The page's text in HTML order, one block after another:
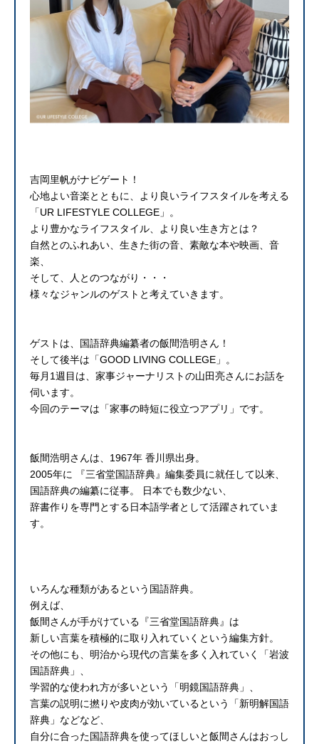
吉岡里帆がナビゲート！
心地よい音楽とともに、より良いライフスタイルを考える
「UR LIFESTYLE COLLEGE」。
より豊かなライフスタイル、より良い生き方とは？
自然とのふれあい、生きた街の音、素敵な本や映画、音
楽、
そして、人とのつながり・・・
様々なジャンルのゲストと考えていきます。
ゲストは、国語辞典編纂者の飯間浩明さん！
そして後半は「GOOD LIVING COLLEGE」。
毎月1週目は、家事ジャーナリストの山田亮さんにお話を
伺います。
今回のテーマは「家事の時短に役立つアプリ」です。
飯間浩明さんは、1967年 香川県出身。
2005年に 『三省堂国語辞典』編集委員に就任して以来、
国語辞典の編纂に従事。 日本でも数少ない、
辞書作りを専門とする日本語学者として活躍されていま
す。
いろんな種類があるという国語辞典。
例えば、
飯間さんが手がけている『三省堂国語辞典』は
新しい言葉を積極的に取り入れていくという編集方針。
その他にも、明治から現代の言葉を多く入れていく「岩波
国語辞典」、
学習的な使われ方が多いという「明鏡国語辞典」、
言葉の説明に撚りや皮肉が効いているという「新明解国語
辞典」などなど、
自分に合った国語辞典を使ってほしいと飯間さんはおっし